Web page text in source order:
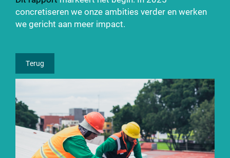
concretiseren we onze ambities verder en werken
we gericht aan meer impact.
Terug